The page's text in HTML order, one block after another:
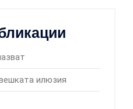
илюзия